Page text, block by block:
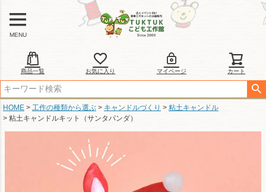
MENU
商品一覧 お気に入り マイページ カート
HOME 工作の種類から選ぶ キャンドルづくり
粘土キャンドル
粘土キャンドルキット（サンタパンダ）